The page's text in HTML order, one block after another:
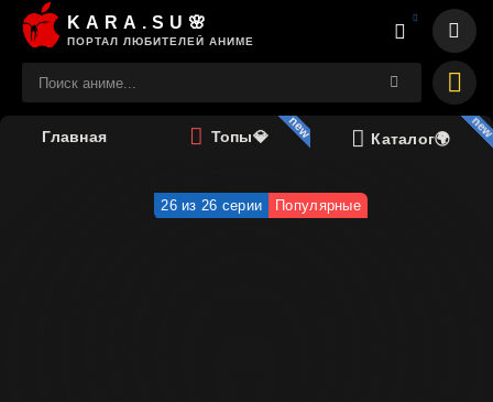
KARA.SU🌸
ПОРТАЛ ЛЮБИТЕЛЕЙ АНИМЕ
Главная Топы💎 Каталог🌍
26 из 26 серии Популярные